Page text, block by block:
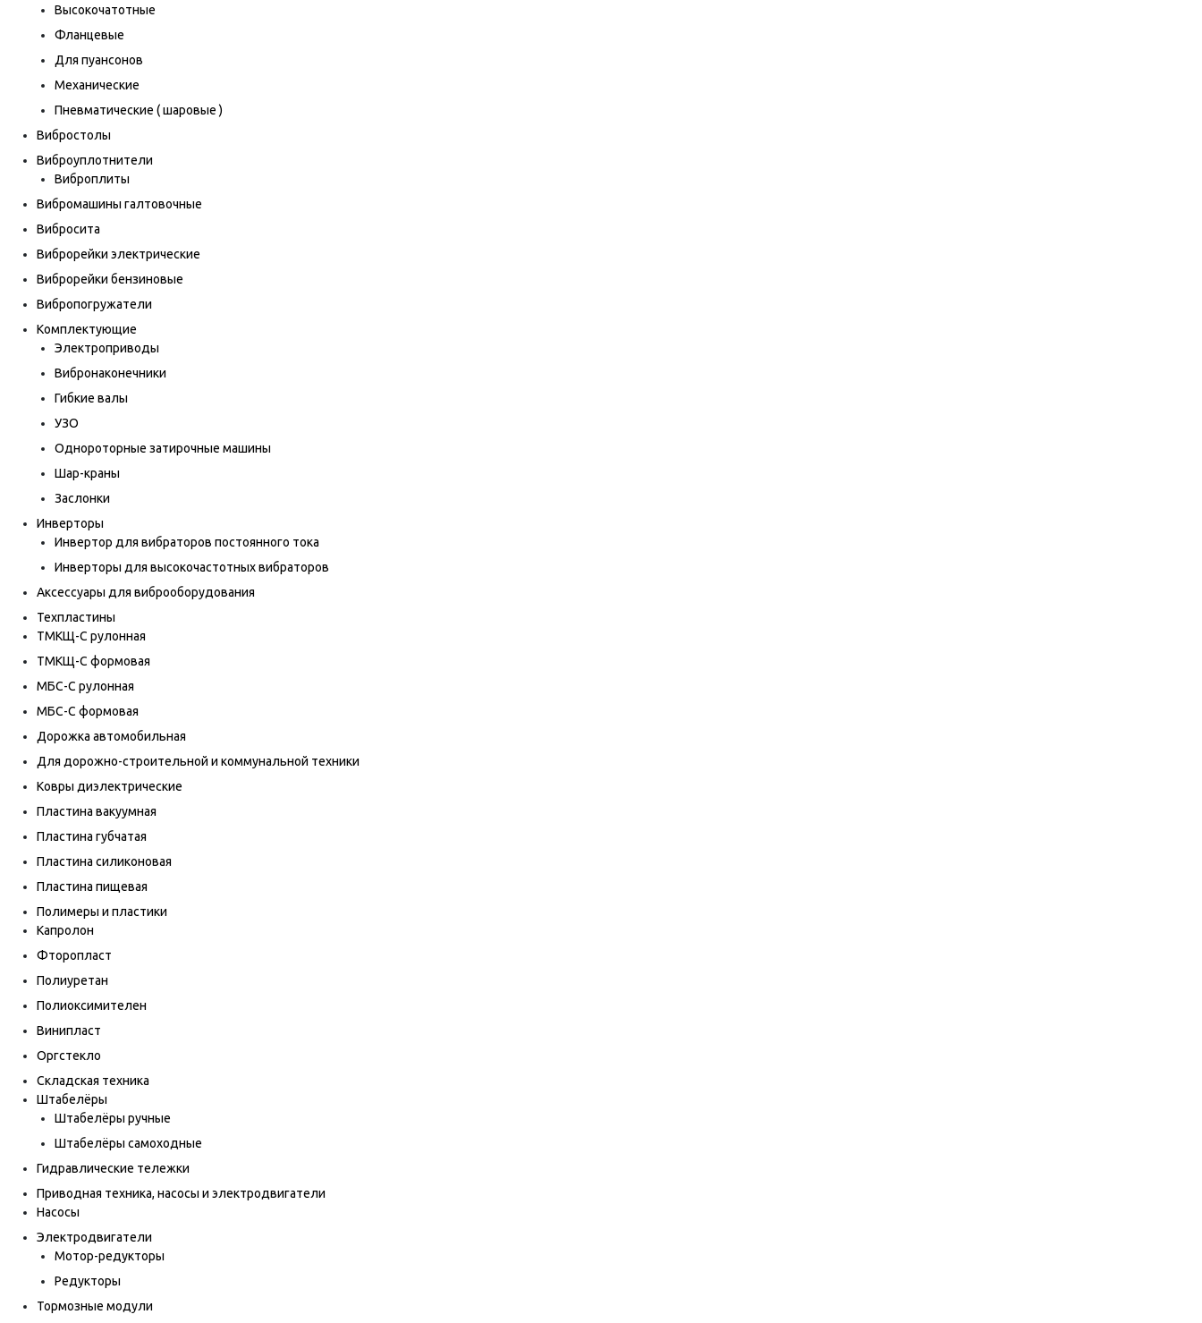
Высокочатотные
Фланцевые
Для пуансонов
Механические
Пневматические ( шаровые )
Вибростолы
Виброуплотнители
Виброплиты
Вибромашины галтовочные
Вибросита
Виброрейки электрические
Виброрейки бензиновые
Вибропогружатели
Комплектующие
Электроприводы
Вибронаконечники
Гибкие валы
УЗО
Однороторные затирочные машины
Шар-краны
Заслонки
Инверторы
Инвертор для вибраторов постоянного тока
Инверторы для высокочастотных вибраторов
Аксессуары для виброоборудования
Техпластины
ТМКЩ-С рулонная
ТМКЩ-С формовая
МБС-С рулонная
МБС-С формовая
Дорожка автомобильная
Для дорожно-строительной и коммунальной техники
Ковры диэлектрические
Пластина вакуумная
Пластина губчатая
Пластина силиконовая
Пластина пищевая
Полимеры и пластики
Капролон
Фторопласт
Полиуретан
Полиоксимителен
Винипласт
Оргстекло
Складская техника
Штабелёры
Штабелёры ручные
Штабелёры самоходные
Гидравлические тележки
Приводная техника, насосы и электродвигатели
Насосы
Электродвигатели
Мотор-редукторы
Редукторы
Тормозные модули